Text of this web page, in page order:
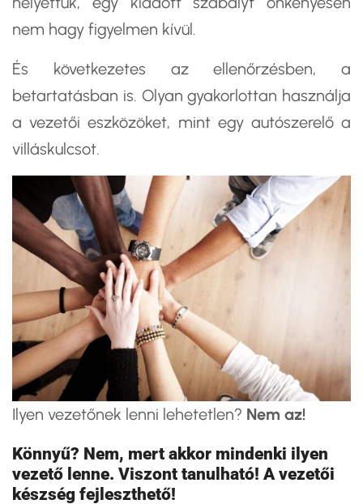
nem hagy figyelmen kívül.
És következetes az ellenőrzésben, a
betartatásban is. Olyan gyakorlottan használja
a vezetői eszközöket, mint egy autószerelő a
villáskulcsot.
Ilyen vezetőnek lenni lehetetlen? Nem az!​
Könnyű? Nem, mert akkor mindenki ilyen
vezető lenne. Viszont tanulható! A vezetői
készség fejleszthető!